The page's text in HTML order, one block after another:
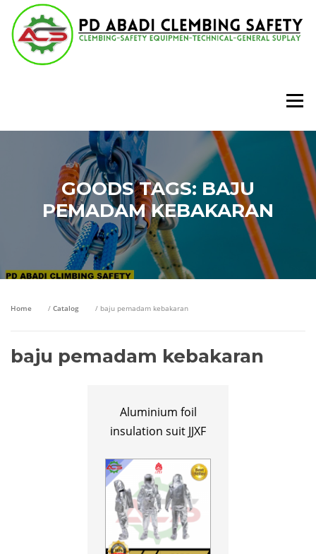
Lompat
konten
Menu
GOODS TAGS: BAJU
PEMADAM KEBAKARAN
Home / Catalog / baju pemadam kebakaran
baju pemadam kebakaran
Aluminium foil
insulation suit JJXF